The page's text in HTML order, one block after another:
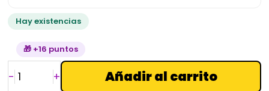
Hay existencias
🎁 +16 puntos
-
cantidad
+ Añadir al carrito